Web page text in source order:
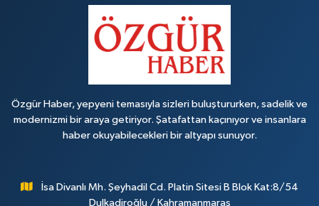
Özgür Haber, yepyeni temasıyla sizleri buluştururken, sadelik ve
modernizmi bir araya getiriyor. Şatafattan kaçınıyor ve insanlara
haber okuyabilecekleri bir altyapı sunuyor.
İsa Divanlı Mh. Şeyhadil Cd. Platin Sitesi B Blok Kat:8/54
Dulkadiroğlu / Kahramanmaraş